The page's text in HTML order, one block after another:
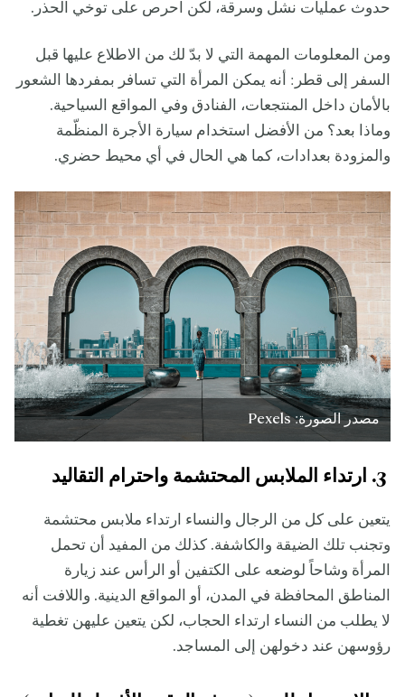
حدوث عمليات نشل وسرقة، لكن احرص على توخي الحذر.
ومن المعلومات المهمة التي لا بدّ لك من الاطلاع عليها قبل
السفر إلى قطر: أنه يمكن المرأة التي تسافر بمفردها الشعور
بالأمان داخل المنتجعات، الفنادق وفي المواقع السياحية.
وماذا بعد؟ من الأفضل استخدام سيارة الأجرة المنظّمة
والمزودة بعدادات، كما هي الحال في أي محيط حضري.
مصدر الصورة: Pexels
يتعين على كل من الرجال والنساء ارتداء ملابس محتشمة
وتجنب تلك الضيقة والكاشفة. كذلك من المفيد أن تحمل
المرأة وشاحاً لوضعه على الكتفين أو الرأس عند زيارة
المناطق المحافظة في المدن، أو المواقع الدينية. واللافت أنه
لا يطلب من النساء ارتداء الحجاب، لكن يتعين عليهن تغطية
رؤوسهن عند دخولهن إلى المساجد.